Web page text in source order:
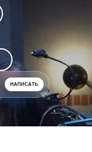
НАПИСАТЬ